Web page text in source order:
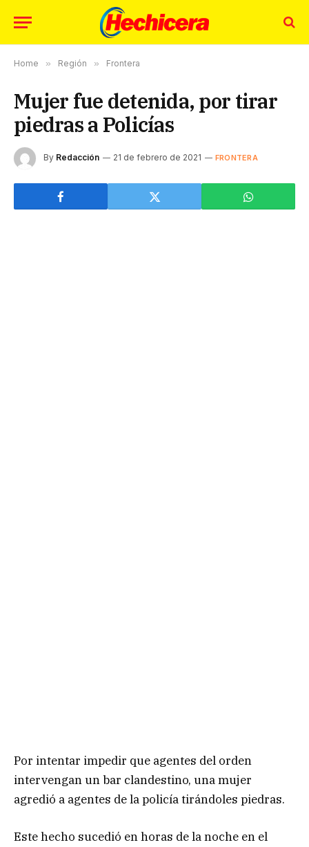
Home » Región » Frontera
Mujer fue detenida, por tirar
piedras a Policías
By Redacción 21 de febrero de 2021 FRONTERA
Por intentar impedir que agentes del orden
intervengan un bar clandestino, una mujer
agredió a agentes de la policía tirándoles piedras.
Este hecho sucedió en horas de la noche en el